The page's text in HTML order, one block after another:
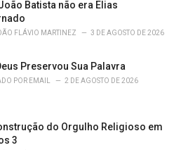
Batista não era Elias
FLÁVIO MARTINEZ 3 DE AGOSTO DE 2026
Preservou Sua Palavra
POR EMAIL 2 DE AGOSTO DE 2026
do Orgulho Religioso em
3